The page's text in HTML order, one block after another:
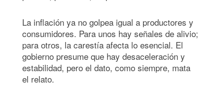
La inflación ya no golpea igual a productores y
consumidores. Para unos hay señales de alivio;
para otros, la carestía afecta lo esencial. El
gobierno presume que hay desaceleración y
estabilidad, pero el dato, como siempre, mata
el relato.